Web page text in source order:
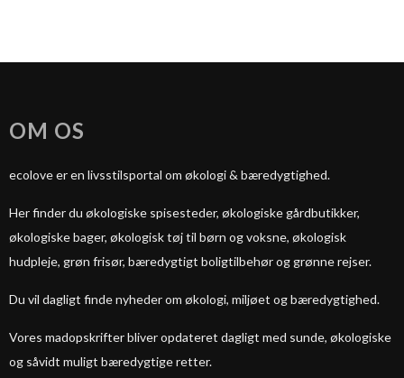
OM OS
ecolove er en livsstilsportal om økologi & bæredygtighed.
Her finder du økologiske spisesteder, økologiske gårdbutikker,
økologiske bager, økologisk tøj til børn og voksne, økologisk
hudpleje, grøn frisør, bæredygtigt boligtilbehør og grønne rejser.
Du vil dagligt finde nyheder om økologi, miljøet og bæredygtighed.
Vores madopskrifter bliver opdateret dagligt med sunde, økologiske
og såvidt muligt bæredygtige retter.